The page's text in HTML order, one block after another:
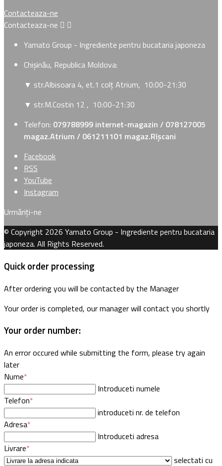
Contacteaza-ne
Contacteaza-ne  
Yamato Group - Ingrediente pentru bucataria japoneza
Chișinău, Republica Moldova:
▼ str.Albisoara 4, et.1 colț Atrium, 10:00-21:30
▼ str.M.Costin 12 , 10:00-21:30
Telefon: 079788999 internet-magazin / 078127005
magaz.Atrium / 061211101 magaz.Rîșcani
Facebook
RSS
YouTube
Instagram
Urmăriți-ne
© Copyright 2026 Yamato Group - Ingrediente pentru bucataria
japoneza. All Rights Reserved.
Quick order processing
After ordering you will be contacted by the Manager
Your order is completed, our manager will contact you shortly
Your order number:
An error occured while submitting the form, please try again
later
Nume*
Introduceti numele
Telefon*
introduceti nr. de telefon
Adresa*
Introduceti adresa
Livrare*
selectati cu